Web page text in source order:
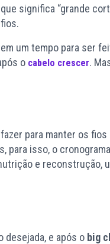
significa “grande
um tempo para ser
o cabelo crescer.
para manter os
isso, o
e reconstrução,
desejada, e após o big